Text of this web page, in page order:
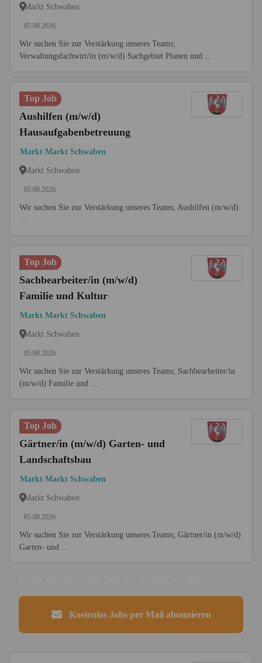
Markt Schwaben
05.08.2026
Wir suchen Sie zur Verstärkung unseres Teams;
Verwaltungsfachwirt/in (m/w/d) Sachgebiet Planen und ...
Top Job
Aushilfen (m/w/d)
Hausaufgabenbetreuung
Markt Markt Schwaben
Markt Schwaben
05.08.2026
Wir suchen Sie zur Verstärkung unseres Teams; Aushilfen (m/w/d)
...
Top Job
Sachbearbeiter/in (m/w/d)
Familie und Kultur
Markt Markt Schwaben
Markt Schwaben
05.08.2026
Wir suchen Sie zur Verstärkung unseres Teams; Sachbearbeiter/in
(m/w/d) Familie und ...
Top Job
Gärtner/in (m/w/d) Garten- und
Landschaftsbau
Markt Markt Schwaben
Markt Schwaben
05.08.2026
Wir suchen Sie zur Verstärkung unseres Teams; Gärtner/in (m/w/d)
Garten- und ...
Kostenlos Jobs per Mail abonnieren